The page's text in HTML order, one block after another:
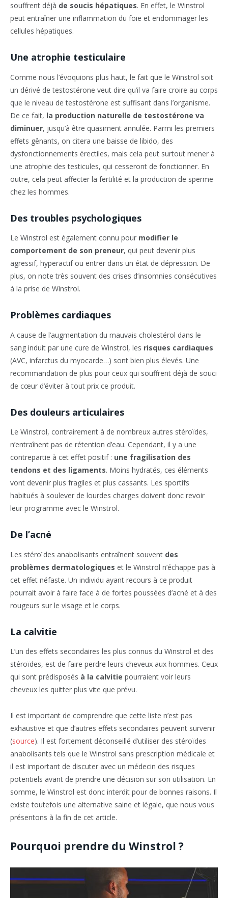
souffrent déjà de soucis hépatiques. En effet, le Winstrol
peut entraîner une inflammation du foie et endommager les
cellules hépatiques.
Une atrophie testiculaire
Comme nous l’évoquions plus haut, le fait que le Winstrol soit
un dérivé de testostérone veut dire qu’il va faire croire au corps
que le niveau de testostérone est suffisant dans l’organisme.
De ce fait, la production naturelle de testostérone va
diminuer, jusqu’à être quasiment annulée. Parmi les premiers
effets gênants, on citera une baisse de libido, des
dysfonctionnements érectiles, mais cela peut surtout mener à
une atrophie des testicules, qui cesseront de fonctionner. En
outre, cela peut affecter la fertilité et la production de sperme
chez les hommes.
Des troubles psychologiques
Le Winstrol est également connu pour modifier le
comportement de son preneur, qui peut devenir plus
agressif, hyperactif ou entrer dans un état de dépression. De
plus, on note très souvent des crises d’insomnies consécutives
à la prise de Winstrol.
Problèmes cardiaques
A cause de l’augmentation du mauvais cholestérol dans le
sang induit par une cure de Winstrol, les risques cardiaques
(AVC, infarctus du myocarde…) sont bien plus élevés. Une
recommandation de plus pour ceux qui souffrent déjà de souci
de cœur d’éviter à tout prix ce produit.
Des douleurs articulaires
Le Winstrol, contrairement à de nombreux autres stéroïdes,
n’entraînent pas de rétention d’eau. Cependant, il y a une
contrepartie à cet effet positif : une fragilisation des
tendons et des ligaments. Moins hydratés, ces éléments
vont devenir plus fragiles et plus cassants. Les sportifs
habitués à soulever de lourdes charges doivent donc revoir
leur programme avec le Winstrol.
De l’acné
Les stéroïdes anabolisants entraînent souvent des
problèmes dermatologiques et le Winstrol n’échappe pas à
cet effet néfaste. Un individu ayant recours à ce produit
pourrait avoir à faire face à de fortes poussées d’acné et à des
rougeurs sur le visage et le corps.
La calvitie
L’un des effets secondaires les plus connus du Winstrol et des
stéroïdes, est de faire perdre leurs cheveux aux hommes. Ceux
qui sont prédisposés à la calvitie pourraient voir leurs
cheveux les quitter plus vite que prévu.
Il est important de comprendre que cette liste n’est pas
exhaustive et que d’autres effets secondaires peuvent survenir
(source). Il est fortement déconseillé d’utiliser des stéroïdes
anabolisants tels que le Winstrol sans prescription médicale et
il est important de discuter avec un médecin des risques
potentiels avant de prendre une décision sur son utilisation. En
somme, le Winstrol est donc interdit pour de bonnes raisons. Il
existe toutefois une alternative saine et légale, que nous vous
présentons à la fin de cet article.
Pourquoi prendre du Winstrol ?